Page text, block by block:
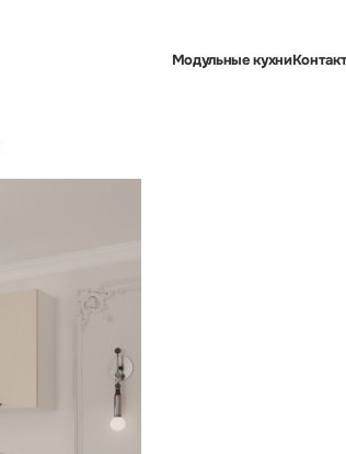
Модульные кухни